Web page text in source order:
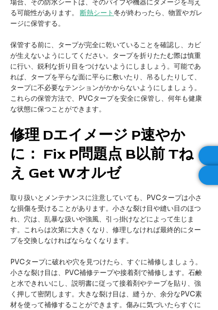
場合、その防水シートは、そのパイプや機器にダメージを与え
る可能性があります。断熱シート冬が終わったら、物置やガレ
ージに保管する。
保管する前に、タープが完全に乾いていることを確認し、カビ
が生えないようにしてください。タープを折りたたむ際は慎重
に行い、鋭利な折り目をつけないようにしましょう。可能であ
れば、タープを平らな面に平らに敷いたり、吊るしたりして、
タープに不必要なテンションがかからないようにしましょう。
これらの保管方法で、PVCタープを安全に保管し、何年も健康
な状態に保つことができます。
修理Dエイメージ P速やか
に： Fix P問題点 B以前Tね
え GetWオルゼ
取り扱いとメンテナンスに注意していても、PVCタープは小さ
な損傷を受けることがあります。小さな裂け目や縫い目のほつ
れ、穴は、乱暴な扱いや強風、引っ掛けなどによって生じま
す。これらは次第に大きくなり、修理しなければ最終的にター
プを交換しなければならなくなります。
PVCタープに破れや穴を見つけたら、すぐに補修しましょう。
小さな裂け目は、PVC補修テープや接着剤で補修します。石鹸
と水できれいにし、説明書に従って接着剤やテープを貼り、強
く押して密閉します。大きな裂け目は、縫うか、余分なPVC素
材を使って補修することができます。傷みに気づいたらすぐに